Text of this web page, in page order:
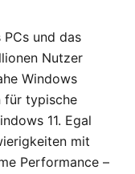
und das
Nutzer
Windows
für typische
11. Egal
mit
Performance –